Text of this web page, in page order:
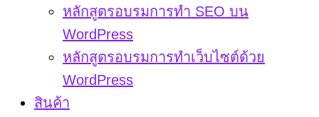
หลักสูตรอบรมการทำ SEO บน
WordPress
หลักสูตรอบรมการทำเว็บไซต์ด้วย
WordPress
สินค้า